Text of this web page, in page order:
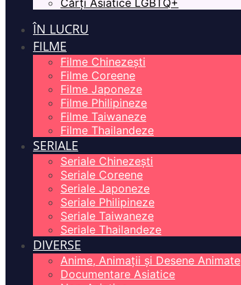
Cărți Asiatice LGBTQ+
ÎN LUCRU
FILME
Filme Chinezești
Filme Coreene
Filme Japoneze
Filme Philipineze
Filme Taiwaneze
Filme Thailandeze
SERIALE
Seriale Chinezești
Seriale Coreene
Seriale Japoneze
Seriale Philipineze
Seriale Taiwaneze
Seriale Thailandeze
DIVERSE
Anime, Animații și Desene Animate
Documentare Asiatice